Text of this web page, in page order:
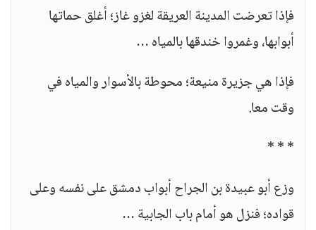
فإذا تعرضت المدينة العريقة لغزو غاز؛ أغلق حماتها
أبوابها، وغمروا خندقها بالمياه …
فإذا هي جزيرة منيعة؛ محوطة بالأسوار والمياه في
وقت معا.
* * *
وزع أبو عبيدة بن الجراح أبواب دمشق على نفسه وعلى
قواده؛ فنزل هو أمام باب الجابية …